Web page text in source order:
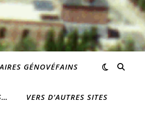
GÉNOVÉFAINS
VERS D’AUTRES SITES